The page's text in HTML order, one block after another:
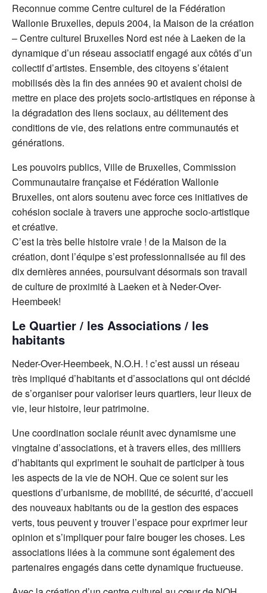
Reconnue comme Centre culturel de la Fédération
Wallonie Bruxelles, depuis 2004, la Maison de la création
– Centre culturel Bruxelles Nord est née à Laeken de la
dynamique d’un réseau associatif engagé aux côtés d’un
collectif d’artistes. Ensemble, des citoyens s’étaient
mobilisés dès la fin des années 90 et avaient choisi de
mettre en place des projets socio-artistiques en réponse à
la dégradation des liens sociaux, au délitement des
conditions de vie, des relations entre communautés et
générations.
Les pouvoirs publics, Ville de Bruxelles, Commission
Communautaire française et Fédération Wallonie
Bruxelles, ont alors soutenu avec force ces initiatives de
cohésion sociale à travers une approche socio-artistique
et créative.
C’est la très belle histoire vraie ! de la Maison de la
création, dont l’équipe s’est professionnalisée au fil des
dix dernières années, poursuivant désormais son travail
de culture de proximité à Laeken et à Neder-Over-
Heembeek!
Le Quartier / les Associations / les
habitants
Neder-Over-Heembeek, N.O.H. ! c’est aussi un réseau
très impliqué d’habitants et d’associations qui ont décidé
de s’organiser pour valoriser leurs quartiers, leur lieux de
vie, leur histoire, leur patrimoine.
Une coordination sociale réunit avec dynamisme une
vingtaine d’associations, et à travers elles, des milliers
d’habitants qui expriment le souhait de participer à tous
les aspects de la vie de NOH. Que ce soient sur les
questions d’urbanisme, de mobilité, de sécurité, d’accueil
des nouveaux habitants ou de la gestion des espaces
verts, tous peuvent y trouver l’espace pour exprimer leur
opinion et s’impliquer pour faire bouger les choses. Les
associations liées à la commune sont également des
partenaires engagés dans cette dynamique fructueuse.